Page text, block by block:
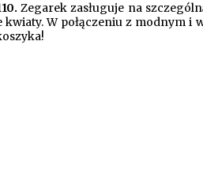
Zegarek zasługuje na
W połączeniu z modnym